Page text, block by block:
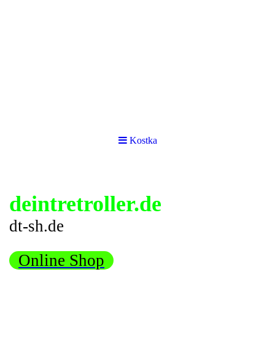
Kostka
deintretroller.de
dt-sh.de
Online Shop